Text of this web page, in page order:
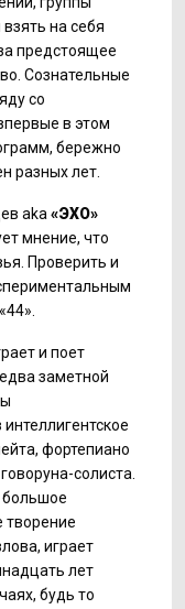
на себя
предстоящее
Сознательные
со
в этом
бережно
разных лет.
aka «ЭХО»
мнение, что
Проверить и
и поет
заметной
фортепиано
солиста.
большое
творение
играет
лет
будь то